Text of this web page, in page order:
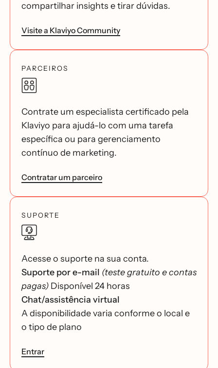
compartilhar insights e tirar dúvidas.
Visite a Klaviyo Community
PARCEIROS
Contrate um especialista certificado pela
Klaviyo para ajudá-lo com uma tarefa
específica ou para gerenciamento
contínuo de marketing.
Contratar um parceiro
SUPORTE
Acesse o suporte na sua conta.
Suporte por e-mail (teste gratuito e contas
pagas) Disponível 24 horas
Chat/assistência virtual
A disponibilidade varia conforme o local e
o tipo de plano
Entrar